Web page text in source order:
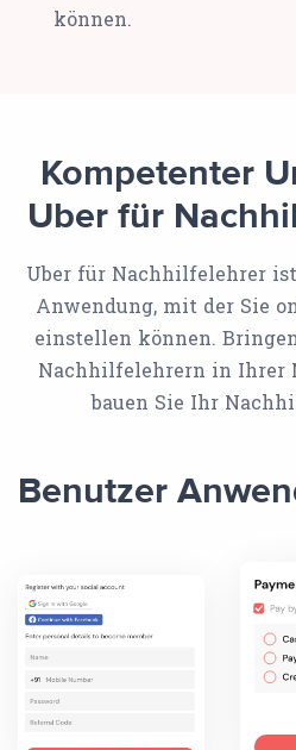
können.
Kompetenter
Uber für
Uber für Nachhilfelehrer
Anwendung, mit der Sie
einstellen können.
Nachhilfelehrern in Ihrer
bauen Sie Ihr
Benutzer